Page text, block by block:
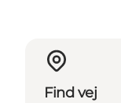
Find vej